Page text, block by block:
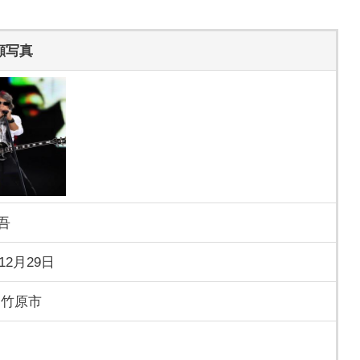
写真
月29日
原市